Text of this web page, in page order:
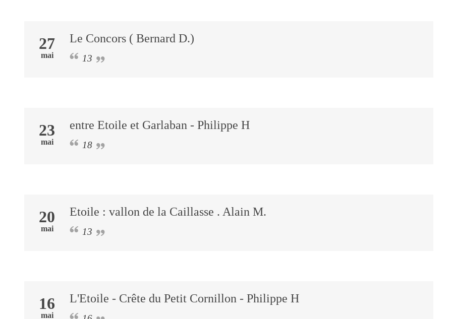
27
mai
Le Concors ( Bernard D.)
13
23
mai
entre Etoile et Garlaban - Philippe H
18
20
mai
Etoile : vallon de la Caillasse . Alain M.
13
16
mai
L'Etoile - Crête du Petit Cornillon - Philippe H